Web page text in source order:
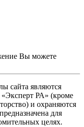
Вы можете
сайта являются
РА» (кроме
и охраняются
для
целях.